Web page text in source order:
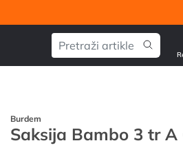
Burdem
Saksija Bambo 3 tr A